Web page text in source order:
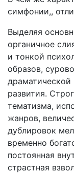
симфонии,,
Выделяя
органичное
и тонкой
образов,
драматической
развития.
тематизма,
жанров,
дублировок
временно
постоянная
страстная